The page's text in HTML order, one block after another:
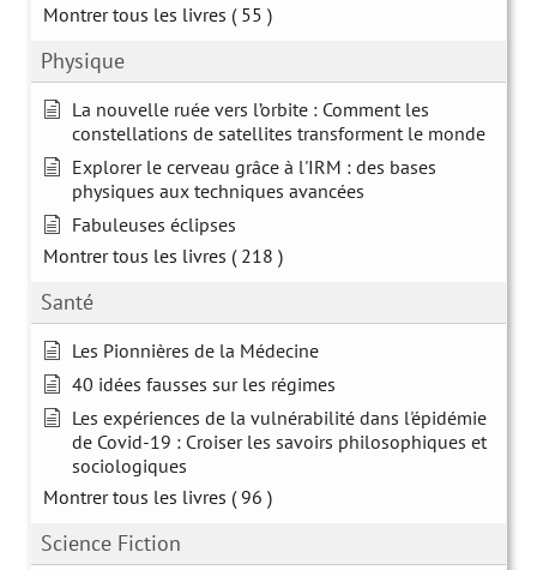
Montrer tous les livres ( 55 )
Physique
La nouvelle ruée vers l’orbite : Comment les
constellations de satellites transforment le monde
Explorer le cerveau grâce à l'IRM : des bases
physiques aux techniques avancées
Fabuleuses éclipses
Montrer tous les livres ( 218 )
Santé
Les Pionnières de la Médecine
40 idées fausses sur les régimes
Les expériences de la vulnérabilité dans l'épidémie
de Covid-19 : Croiser les savoirs philosophiques et
sociologiques
Montrer tous les livres ( 96 )
Science Fiction